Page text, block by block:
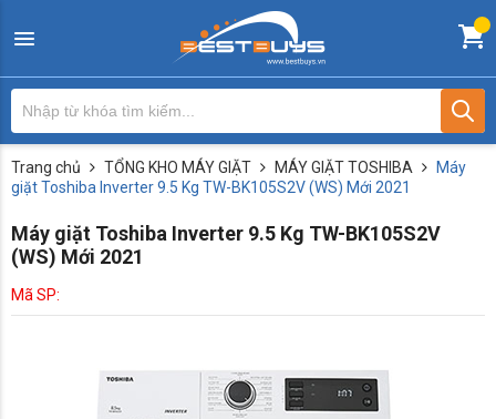
Trang chủ TỔNG KHO MÁY GIẶT MÁY GIẶT TOSHIBA
Máy
giặt Toshiba Inverter 9.5 Kg TW-BK105S2V (WS) Mới 2021
Máy giặt Toshiba Inverter 9.5 Kg TW-BK105S2V
(WS) Mới 2021
Mã SP: